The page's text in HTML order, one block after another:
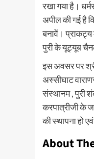
रखा गया है।
अपील की गई है
बनावें। प्राकट्य
पुरी के यूट्यूब
इस अवसर पर
अस्सीघाट
संस्थानम , पुरी
करपात्रीजी के
की स्थापना हो
About